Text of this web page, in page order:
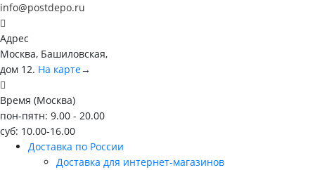
info@postdepo.ru
Адрес
Москва, Башиловская,
дом 12. На карте→
Время (Москва)
пон-пятн: 9.00 - 20.00
суб: 10.00-16.00
Доставка по России
Доставка для интернет-магазинов